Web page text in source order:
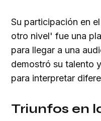
Su participación en
otro nivel' fue una
para llegar a una
demostró su talento
para interpretar
Triunfos en